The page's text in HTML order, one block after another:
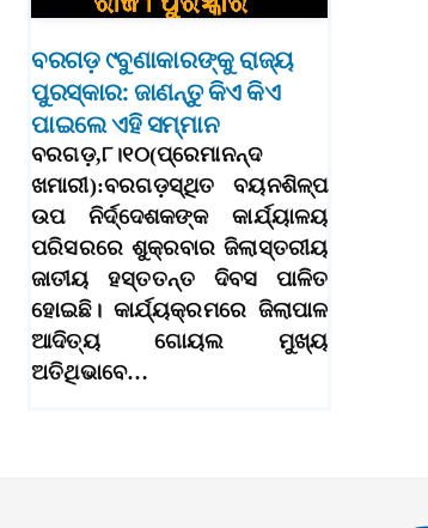
ବରଗଡ଼ ୯ବୁଣାକାରଙ୍କୁ ରାଜ୍ୟ
ପୁରସ୍କାର: ଜାଣନ୍ତୁ କିଏ କିଏ
ପାଇଲେ ଏହି ସମ୍ମାନ
ବରଗଡ଼,୮।୧୦(ପ୍ରେମାନନ୍ଦ
ଖମାରୀ):ବରଗଡ଼ସ୍ଥିତ ବୟନଶିଳ୍ପ
ଉପ ନିର୍ଦ୍ଦେଶକଙ୍କ କାର୍ଯ୍ୟାଳୟ
ପରିସରରେ ଶୁକ୍ରବାର ଜିଲାସ୍ତରୀୟ
ଜାତୀୟ ହସ୍ତତନ୍ତ ଦିବସ ପାଳିତ
ହୋଇଛି। କାର୍ଯ୍ୟକ୍ରମରେ ଜିଲାପାଳ
ଆଦିତ୍ୟ ଗୋୟଲ ମୁଖ୍ୟ
ଅତିଥିଭାବେ…